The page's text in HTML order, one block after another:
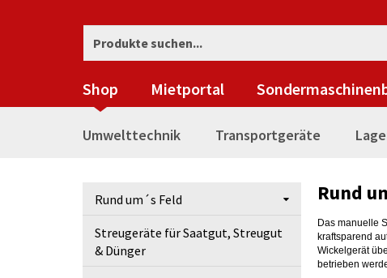
Shop Mietportal
Umwelttechnik Transportgeräte
Rund um´s Feld
Streugeräte für Saatgut, Streugut
& Dünger
Rund
Das manuelle
kraftsparend
Wickelgerät
betrieben